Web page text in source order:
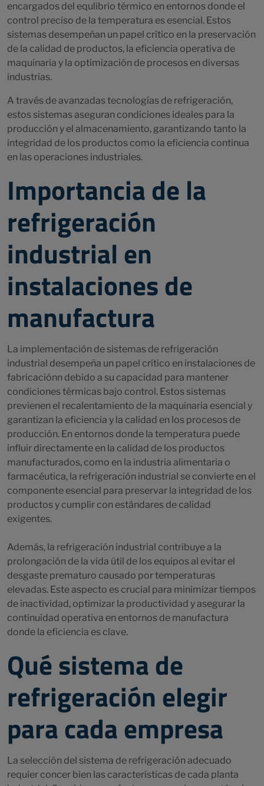
encargados del equlibrio térmico en entornos donde el
control preciso de la temperatura es esencial. Estos
sistemas desempeñan un papel crítico en la preservación
de la calidad de productos, la eficiencia operativa de
maquinaria y la optimización de procesos en diversas
industrias.
A través de avanzadas tecnologías de refrigeración,
estos sistemas aseguran condiciones ideales para la
producción y el almacenamiento, garantizando tanto la
integridad de los productos como la eficiencia continua
en las operaciones industriales.
Importancia de la
refrigeración
industrial en
instalaciones de
manufactura
La implementación de sistemas de refrigeración
industrial desempeña un papel crítico en instalaciones de
fabricaciónn debido a su capacidad para mantener
condiciones térmicas bajo control. Estos sistemas
previenen el recalentamiento de la maquinaria esencial y
garantizan la eficiencia y la calidad en los procesos de
producción. En entornos donde la temperatura puede
influir directamente en la calidad de los productos
manufacturados, como en la industria alimentaria o
farmacéutica, la refrigeración industrial se convierte en el
componente esencial para preservar la integridad de los
productos y cumplir con estándares de calidad
exigentes.
Además, la refrigeración industrial contribuye a la
prolongación de la vida útil de los equipos al evitar el
desgaste prematuro causado por temperaturas
elevadas. Este aspecto es crucial para minimizar tiempos
de inactividad, optimizar la productividad y asegurar la
continuidad operativa en entornos de manufactura
donde la eficiencia es clave.
Qué sistema de
refrigeración elegir
para cada empresa
La selección del sistema de refrigeración adecuado
requier concer bien las características de cada planta